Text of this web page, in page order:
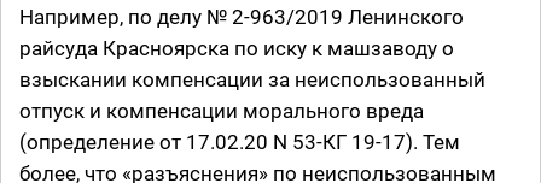
Например, по делу № 2-963/2019 Ленинского
райсуда Красноярска по иску к машзаводу о
взыскании компенсации за неиспользованный
отпуск и компенсации морального вреда
(определение от 17.02.20 N 53-КГ 19-17). Тем
более, что «разъяснения» по неиспользованным